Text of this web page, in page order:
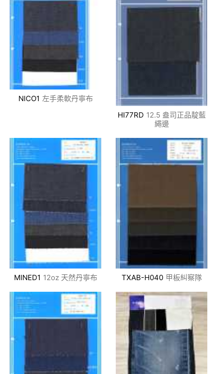
NICO1 左手柔軟丹寧布
HI77RD 12.5 盎司正品靛藍
繩邊
MINED1 12oz 天然丹寧布 TXAB-H040 甲板糾察隊